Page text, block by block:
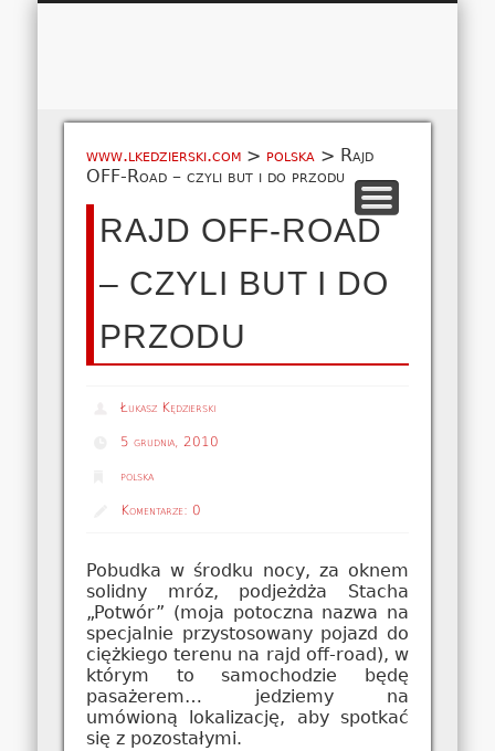
O NAS
EUROPA A-M
EUROPA N-Z
AZJA
AFRYKA
AMERYKA
OCEANIA
MAPA
WSPÓŁPRACA
KONTAKT
www.lkedzierski.com > polska > Rajd
OFF-Road – czyli but i do przodu
RAJD OFF-ROAD
– CZYLI BUT I DO
PRZODU
Łukasz Kędzierski
5 grudnia, 2010
polska
Komentarze: 0
Pobudka w środku nocy, za oknem
solidny mróz, podjeżdża Stacha
„Potwór” (moja potoczna nazwa na
specjalnie przystosowany pojazd do
ciężkiego terenu na rajd off-road), w
którym to samochodzie będę
pasażerem… jedziemy na
umówioną lokalizację, aby spotkać
się z pozostałymi.